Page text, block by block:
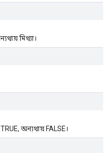
মিথ্যা।
অন্যথায় FALSE।